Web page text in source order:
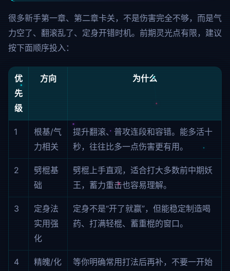
很多新手第一章、第二章卡关，不是伤害完全不够，而是气
力空了、翻滚乱了、定身开错时机。前期灵光点有限，建议
按下面顺序投入：
优
先
级
方向 为什么
1
根基/气
力相关
提升翻滚、普攻连段和容错。能多活十
秒，往往比多一点伤害更有用。
2
劈棍基
础
劈棍上手直观，适合打大多数前中期妖
王，蓄力重击也容易理解。
3
定身法
实用强
化
定身不是“开了就赢”，但能稳定制造喝
药、打满轻棍、蓄重棍的窗口。
4
精魄/化
等你明确常用打法后再补，不要一开始